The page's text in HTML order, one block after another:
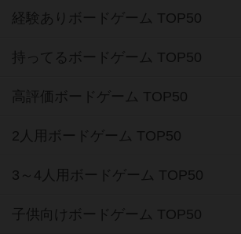
経験ありボードゲーム TOP50
持ってるボードゲーム TOP50
高評価ボードゲーム TOP50
2人用ボードゲーム TOP50
3～4人用ボードゲーム TOP50
子供向けボードゲーム TOP50